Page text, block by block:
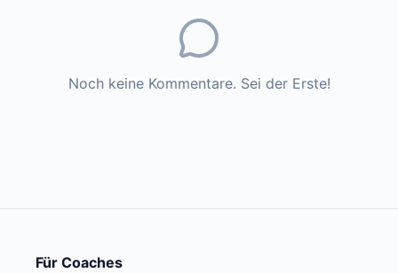
Noch keine Kommentare. Sei der Erste!
Für Coaches